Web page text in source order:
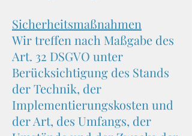
Sicherheitsmaßnahmen
Wir treffen nach Maßgabe des
Art. 32 DSGVO unter
Berücksichtigung des Stands
der Technik, der
Implementierungskosten und
der Art, des Umfangs, der